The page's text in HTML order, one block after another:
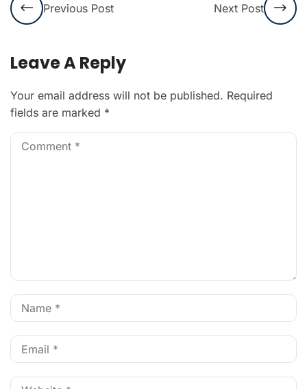
Previous Post Next Post
Leave A Reply
Your email address will not be published. Required
fields are marked *